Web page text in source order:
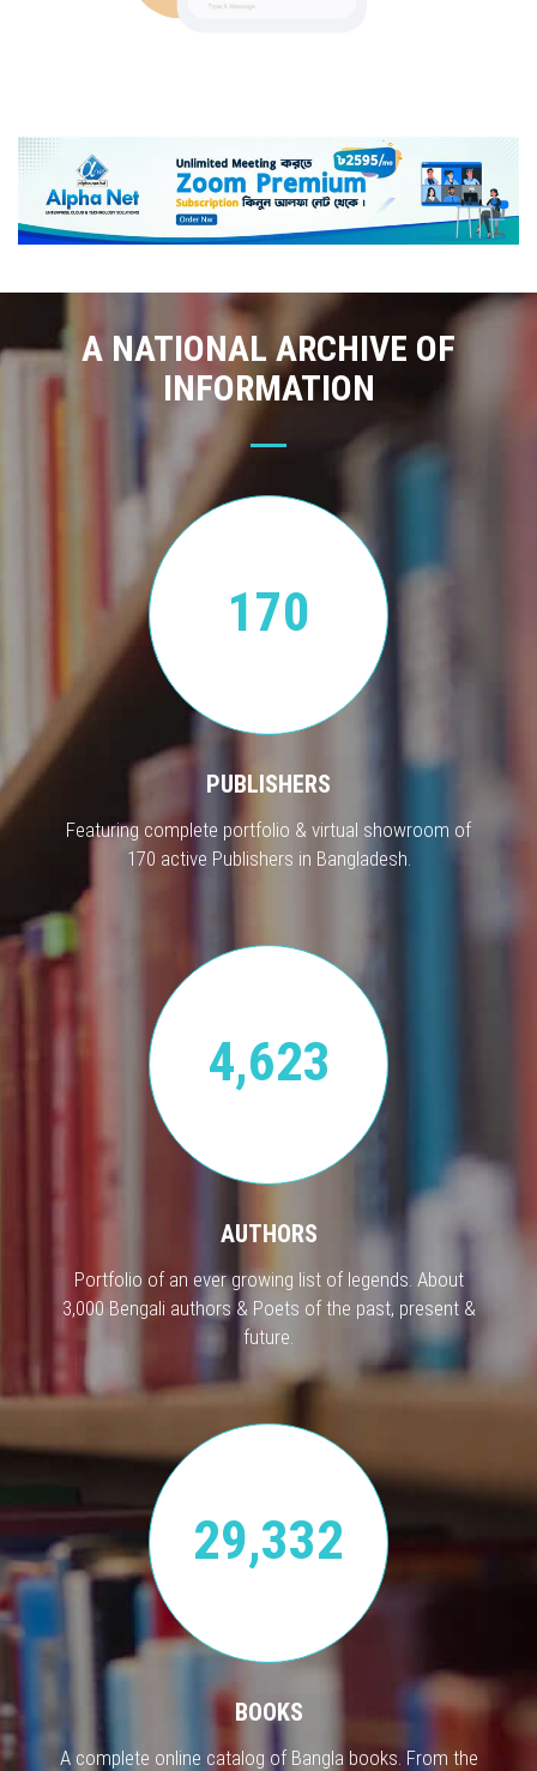
A NATIONAL ARCHIVE OF
INFORMATION
170
PUBLISHERS
Featuring complete portfolio & virtual showroom of
170 active Publishers in Bangladesh.
4,623
AUTHORS
Portfolio of an ever growing list of legends. About
3,000 Bengali authors & Poets of the past, present &
future.
29,332
BOOKS
A complete online catalog of Bangla books. From the